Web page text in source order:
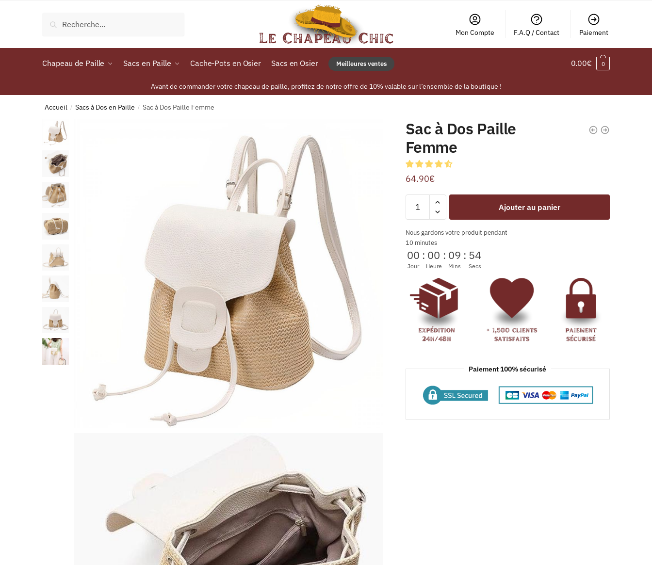
Recherche
Mon Compte F.A.Q / Contact Paiement
Chapeau de Paille Sacs en Paille Cache-Pots en Osier Sacs en Osier Meilleures ventes 0.00€ 0
Avant de commander votre chapeau de paille, profitez de notre offre de 10% valable sur l’ensemble de la boutique !
Accueil / Sacs à Dos en Paille / Sac à Dos Paille Femme
Sac à Dos Paille
Femme
64.90€
Ajouter au panier
Nous gardons votre produit pendant
10 minutes
00
Jour
: 00
Heure
: 09
Mins
: 53
Secs
Paiement 100% sécurisé